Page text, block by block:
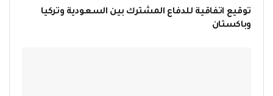
توقيع اتفاقية للدفاع المشترك بين السعودية وتركيا
وباكستان